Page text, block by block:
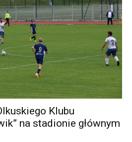
Klubu
na stadionie głównym